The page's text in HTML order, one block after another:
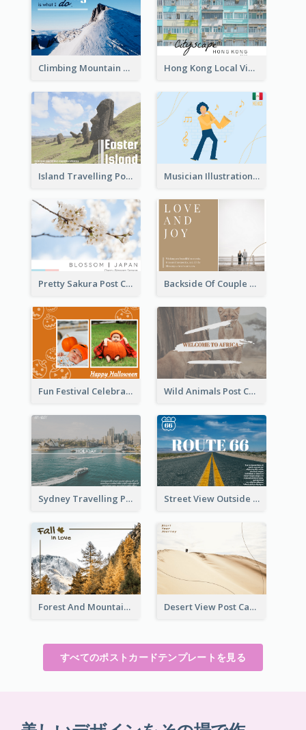
Climbing Mountain Experience Postcard Hong Kong Local View Post Card Of Public Estates
Island Travelling Post Card Musician Illustration Post Cards
Pretty Sakura Post Card Backside Of Couple Post Card
Fun Festival Celebration Post Card With Baby Wild Animals Post Card
Sydney Travelling Post Card Street View Outside The City Post Card
Forest And Mountain Post Card Desert View Post Card
すべてのポストカードテンプレートを見る